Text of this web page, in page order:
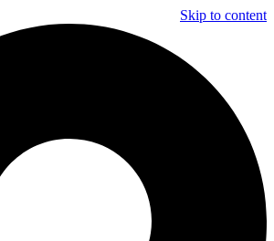
Skip to content